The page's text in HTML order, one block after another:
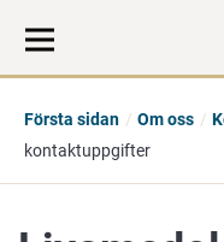
Första sidan Om oss
kontaktuppgifter